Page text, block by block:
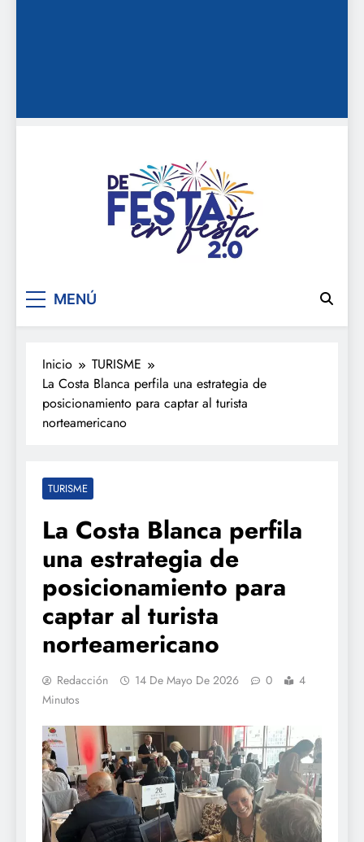
De festa en festa 2.0
MENÚ
Inicio
TURISME
La Costa Blanca perfila una estrategia de
posicionamiento para captar al turista
norteamericano
TURISME
La Costa Blanca perfila
una estrategia de
posicionamiento para
captar al turista
norteamericano
Redacción 14 De Mayo De 2026 0
4
Minutos